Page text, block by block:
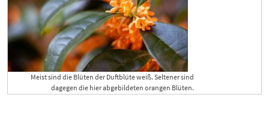
Meist sind die Blüten der Duftblüte weiß. Seltener sind
dagegen die hier abgebildeten orangen Blüten.